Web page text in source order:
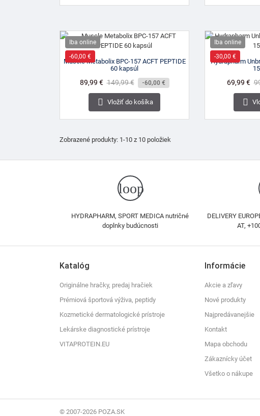
Iba online
-60,00 €
Muscle Metabolix BPC-157 ACFT PEPTIDE
60 kapsúl
Cena
89,99 € Bežná
cena
149,99 € -60,00 €
 Vložiť do košíka
Iba online
-30,00 €
Hydrapharm
Cena
69,99 €

Zobrazené produkty: 1-10 z 10 položiek
loop
HYDRAPHARM, SPORT MEDICA nutričné
doplnky budúcnosti
DELIVERY
AT,
Katalóg
Originálne hračky, predaj hračiek
Prémiová športová výživa, peptidy
Kozmetické dermatologické prístroje
Lekárske diagnostické prístroje
VITAPROTEIN.EU
Informácie
Akcie a zľavy
Nové produkty
Najpredávanejšie
Kontakt
Mapa obchodu
Zákaznícky účet
Všetko o nákupe
© 2007-2026 POZA.SK